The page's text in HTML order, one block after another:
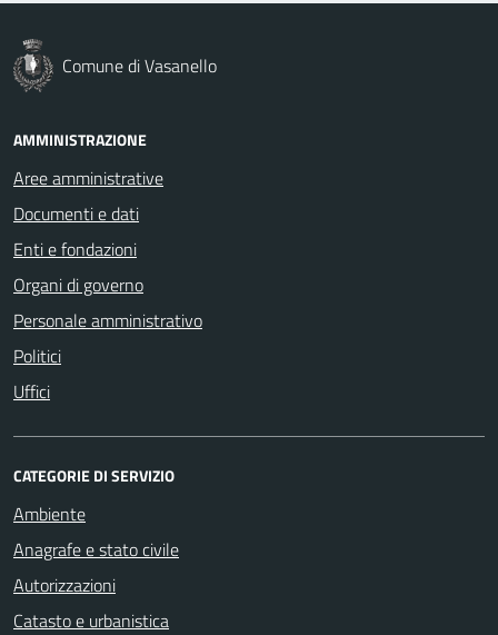
Comune di Vasanello
AMMINISTRAZIONE
Aree amministrative
Documenti e dati
Enti e fondazioni
Organi di governo
Personale amministrativo
Politici
Uffici
CATEGORIE DI SERVIZIO
Ambiente
Anagrafe e stato civile
Autorizzazioni
Catasto e urbanistica